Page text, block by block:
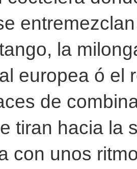
la
europea ó el
de
tiran hacia la
con unos